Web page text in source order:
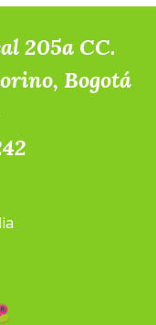
205a CC.
Bogotá